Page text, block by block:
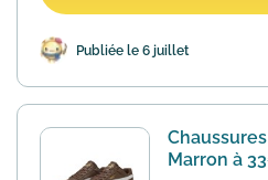
Publiée le 6 juillet
Marron à